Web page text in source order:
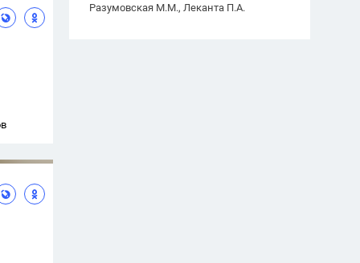
Разумовская М.М., Леканта П.А.